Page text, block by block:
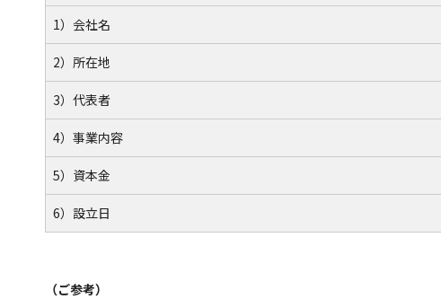
1）会社名
2）所在地
3）代表者
4）事業内容
5）資本金
6）設立日
（ご参考）